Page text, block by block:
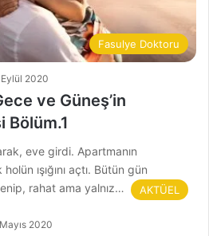
Fasulye Doktoru
2020
ve Güneş’in
Bölüm.1
eve girdi. Apartmanın
ışığını açtı. Bütün gün
rahat ama yalnız…
AKTÜEL
2020